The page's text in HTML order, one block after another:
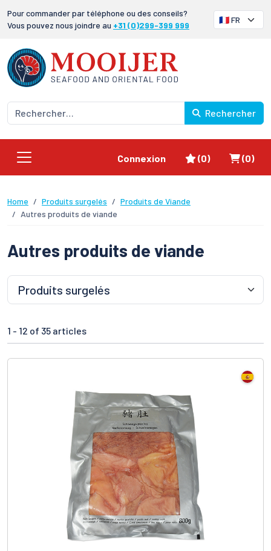
Pour commander par téléphone ou des conseils?
Vous pouvez nous joindre au +31 (0)299-399 999
Rechercher
Connexion Favoris
(0) Panier
(0)
Home Produits surgelés
Produits de Viande
Autres produits de viande
Autres produits de viande
1 - 12 of 35 articles